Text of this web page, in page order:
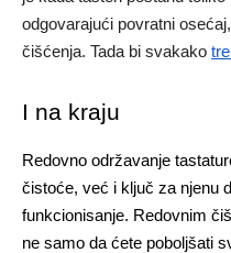
odgovarajući povratni
čišćenja. Tada bi svakako
I na kraju
Redovno održavanje
čistoće, već i ključ za njenu
funkcionisanje. Redovnim
ne samo da ćete poboljšati